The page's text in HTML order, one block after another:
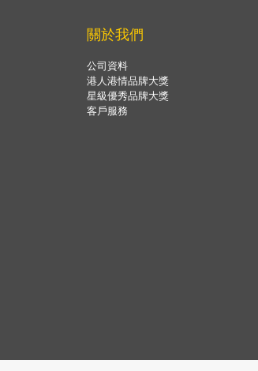
關於我們
公司資料
港人港情品牌大獎
星級優秀品牌大獎
客戶服務